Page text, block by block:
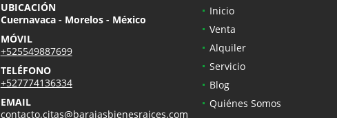
UBICACIÓN
Cuernavaca - Morelos - México
MÓVIL
+525549887699
TELÉFONO
+527774136334
EMAIL
contacto.citas@barajasbienesraices.com
Inicio
Venta
Alquiler
Servicio
Blog
Quiénes Somos